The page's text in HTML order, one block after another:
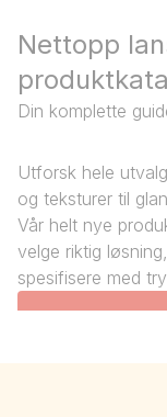
Nettopp
Din komplette
Utforsk hele
og teksturer til
Vår helt nye
velge riktig
spesifisere med
Se